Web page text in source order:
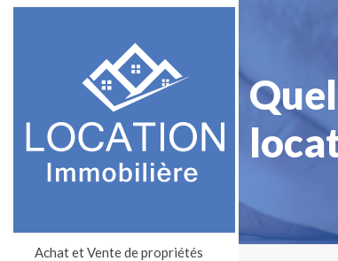
Achat et Vente de propriétés